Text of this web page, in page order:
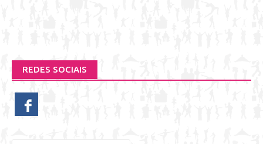
REDES SOCIAIS